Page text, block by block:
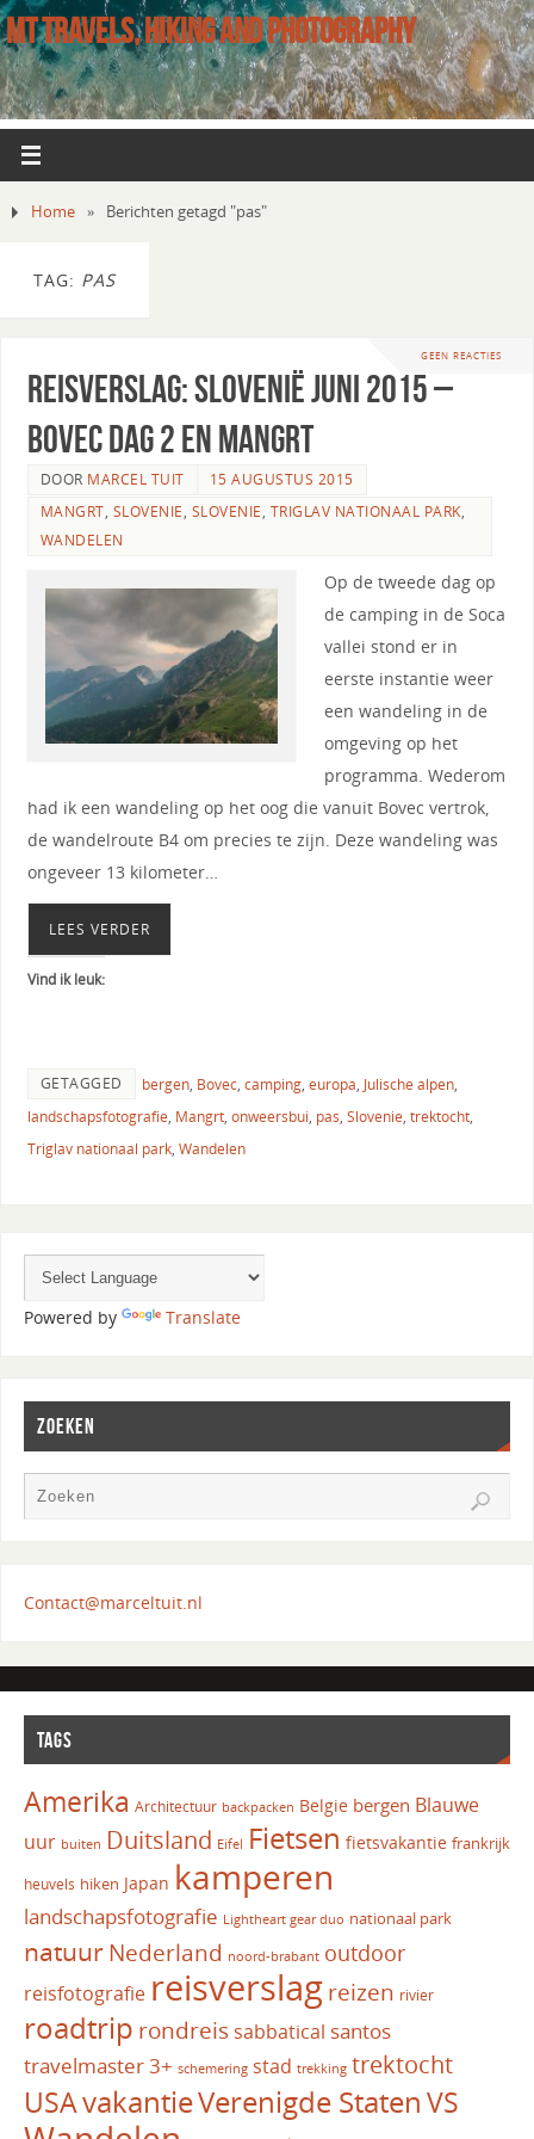
MT TRAVELS, HIKING AND PHOTOGRAPHY
Home » Berichten getagd "pas"
TAG: PAS
GEEN REACTIES
Reisverslag: Slovenië Juni 2015 –
Bovec dag 2 en Mangrt
DOOR MARCEL TUIT
15 AUGUSTUS 2015
MANGRT, SLOVENIE, SLOVENIE, TRIGLAV NATIONAAL PARK,
WANDELEN
Op de tweede dag op
de camping in de Soca
vallei stond er in
eerste instantie weer
een wandeling in de
omgeving op het
programma. Wederom
had ik een wandeling op het oog die vanuit Bovec vertrok,
de wandelroute B4 om precies te zijn. Deze wandeling was
ongeveer 13 kilometer…
LEES VERDER
Vind ik leuk:
GETAGGED bergen, Bovec, camping, europa, Julische alpen,
landschapsfotografie, Mangrt, onweersbui, pas, Slovenie, trektocht,
Triglav nationaal park, Wandelen
Powered by Translate
ZOEKEN
Contact@marceltuit.nl
TAGS
Amerika Architectuur backpacken Belgie bergen Blauwe
uur buiten Duitsland Eifel Fietsen fietsvakantie frankrijk
heuvels hiken Japan kamperen
landschapsfotografie Lightheart gear duo nationaal park
natuur Nederland noord-brabant outdoor
reisfotografie reisverslag reizen rivier
roadtrip rondreis sabbatical santos
travelmaster 3+ schemering stad trekking trektocht
USAvakantieVerenigde StatenVS